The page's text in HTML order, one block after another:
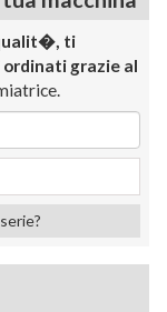
ti
grazie al